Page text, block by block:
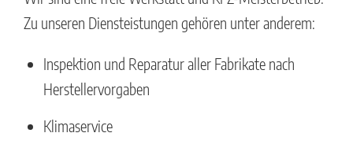
Zu unseren Diensteistungen gehören unter anderem:
Inspektion und Reparatur aller Fabrikate nach
Herstellervorgaben
Klimaservice